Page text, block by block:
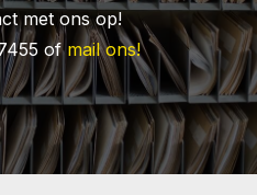
met ons op!
ofmail ons!